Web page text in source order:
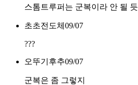
스톰트루퍼는 군복이라 안 될 듯
초초전도체 09/07
???
오뚜기후추09/07
군복은 좀 그렇지